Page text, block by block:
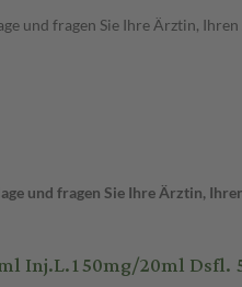
und fragen Sie Ihre Ärztin,
und fragen Sie Ihre Ärztin,
Inj.L.150mg/20ml